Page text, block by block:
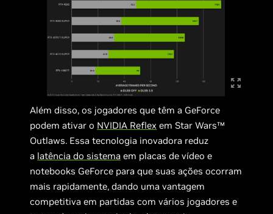
Além disso, os jogadores que têm a GeForce
podem ativar o NVIDIA Reflex em Star Wars™
Outlaws. Essa tecnologia inovadora reduz
a latência do sistema em placas de vídeo e
notebooks GeForce para que suas ações ocorram
mais rapidamente, dando uma vantagem
competitiva em partidas com vários jogadores e